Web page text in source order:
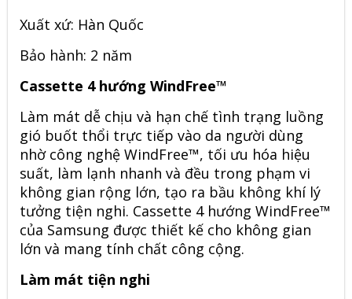
Xuất xứ: Hàn Quốc
Bảo hành: 2 năm
Cassette 4 hướng WindFree™
Làm mát dễ chịu và hạn chế tình trạng luồng
gió buốt thổi trực tiếp vào da người dùng
nhờ công nghệ WindFree™, tối ưu hóa hiệu
suất, làm lạnh nhanh và đều trong phạm vi
không gian rộng lớn, tạo ra bầu không khí lý
tưởng tiện nghi. Cassette 4 hướng WindFree™
của Samsung được thiết kế cho không gian
lớn và mang tính chất công cộng.
Làm mát tiện nghi